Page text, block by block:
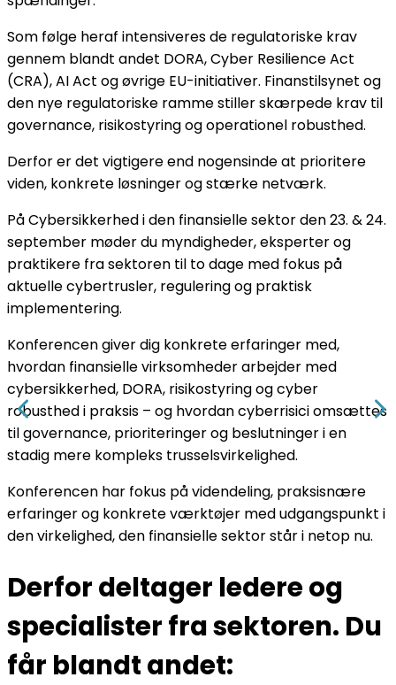
Som følge heraf intensiveres de regulatoriske krav
gennem blandt andet DORA, Cyber Resilience Act
(CRA), AI Act og øvrige EU-initiativer. Finanstilsynet og
den nye regulatoriske ramme stiller skærpede krav til
governance, risikostyring og operationel robusthed.
Derfor er det vigtigere end nogensinde at prioritere
viden, konkrete løsninger og stærke netværk.
På Cybersikkerhed i den finansielle sektor den 23. & 24.
september møder du myndigheder, eksperter og
praktikere fra sektoren til to dage med fokus på
aktuelle cybertrusler, regulering og praktisk
implementering.
Konferencen giver dig konkrete erfaringer med,
hvordan finansielle virksomheder arbejder med
cybersikkerhed, DORA, risikostyring og cyber
robusthed i praksis – og hvordan cyberrisici omsættes
til governance, prioriteringer og beslutninger i en
stadig mere kompleks trusselsvirkelighed.
Konferencen har fokus på videndeling, praksisnære
erfaringer og konkrete værktøjer med udgangspunkt i
den virkelighed, den finansielle sektor står i netop nu.
Derfor deltager ledere og
specialister fra sektoren. Du
får blandt andet: